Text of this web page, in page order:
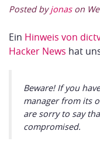
Posted byjonason
Ein Hinweis von
Hacker News hat
Beware! If you
manager from its
are sorry to say
compromised.